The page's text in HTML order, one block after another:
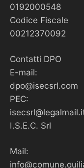
0192000548
Codice Fiscale
00212370092
Contatti DPO
E-mail:
dpo@isecsrl.com
PEC:
I.S.E.C. Srl
Mail: